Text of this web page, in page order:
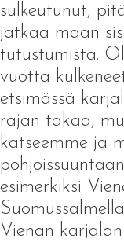
sulkeutunut,
jatkaa maan
tutustumista.
vuotta
etsimässä
rajan takaa,
katseemme ja
esimerkiksi
Vienan